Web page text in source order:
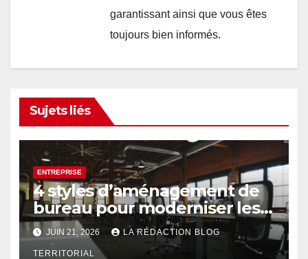
garantissant ainsi que vous êtes
toujours bien informés.
Sujets liés
ENTREPRISE
4 styles d’aménagement de
bureau pour moderniser les
espaces professionnels
JUIN 21, 2026 LA RÉDACTION BLOG
TERRITORIAL